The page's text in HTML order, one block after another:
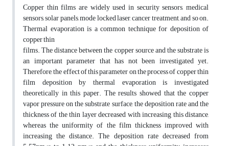
Copper thin films are widely used in security sensors, medical
sensors, solar panels, mode locked laser, cancer treatment, and so on.
Thermal evaporation is a common technique for deposition of
copper thin
films. The distance between the copper source and the substrate is
an important parameter that has not been investigated yet.
Therefore, the effect of this parameter on the process of copper thin
film deposition by thermal evaporation is investigated
theoretically in this paper. The results showed that the copper
vapor pressure on the substrate surface, the deposition rate and the
thickness of the thin layer decreased with increasing this distance,
whereas the uniformity of the film thickness improved with
increasing the distance. The deposition rate decreased from